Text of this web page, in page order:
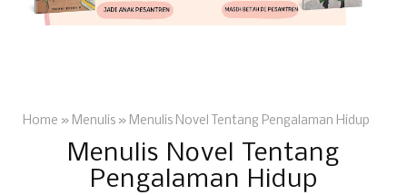
Home » Menulis » Menulis Novel Tentang Pengalaman Hidup
Menulis Novel Tentang
Pengalaman Hidup